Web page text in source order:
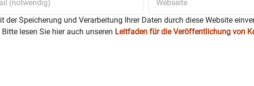
Speicherung und Verarbeitung Ihrer Daten durch diese Website
Bitte lesen Sie hier auch unseren Leitfaden für die Veröffentlichung von